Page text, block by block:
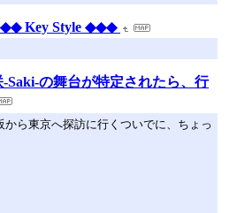
Key Style ◆◆◆
-Saki-の舞台が特定されたら、行
から東京へ探訪に行くついでに、ちょっ